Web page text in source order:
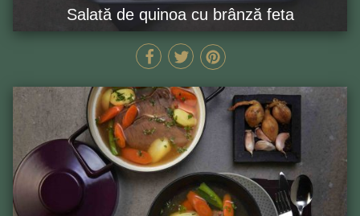
Salată de quinoa cu brânză feta
15 MIN GĂTEȘTE ACUM